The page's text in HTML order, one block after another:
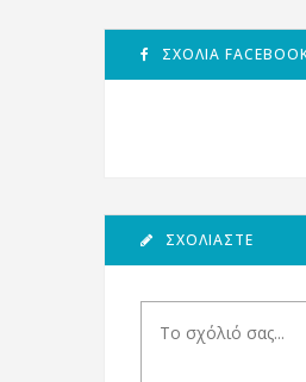
ΣΧΌΛΙΑ
ΣΧΟΛΙΆΣΤΕ